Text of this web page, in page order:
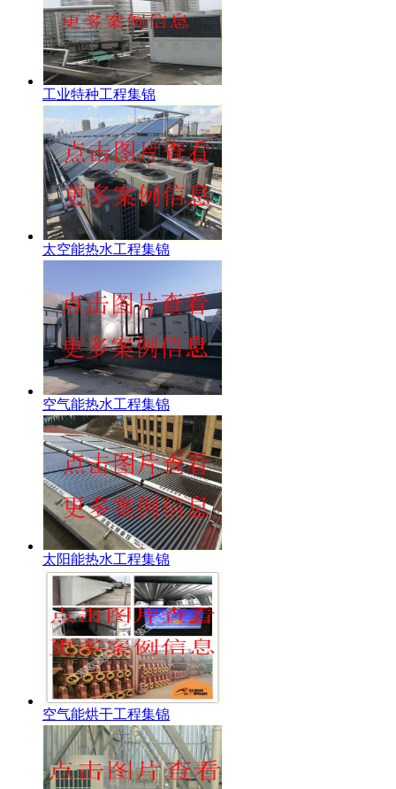
工业特种工程集锦
太空能热水工程集锦
空气能热水工程集锦
太阳能热水工程集锦
空气能烘干工程集锦